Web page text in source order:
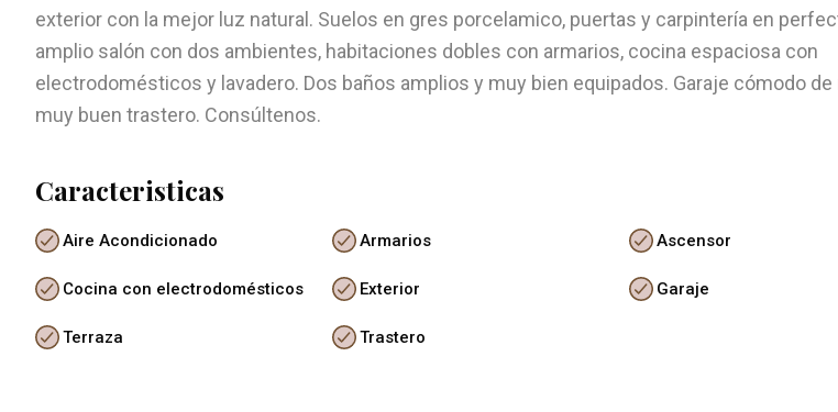
exterior con la mejor luz natural. Suelos en gres porcelamico, puertas y carpintería en
amplio salón con dos ambientes, habitaciones dobles con armarios, cocina espaciosa con
electrodomésticos y lavadero. Dos baños amplios y muy bien equipados. Garaje cómodo de
muy buen trastero. Consúltenos.
Caracteristicas
Aire Acondicionado Armarios Ascensor
Cocina con electrodomésticos Exterior Garaje
Terraza Trastero